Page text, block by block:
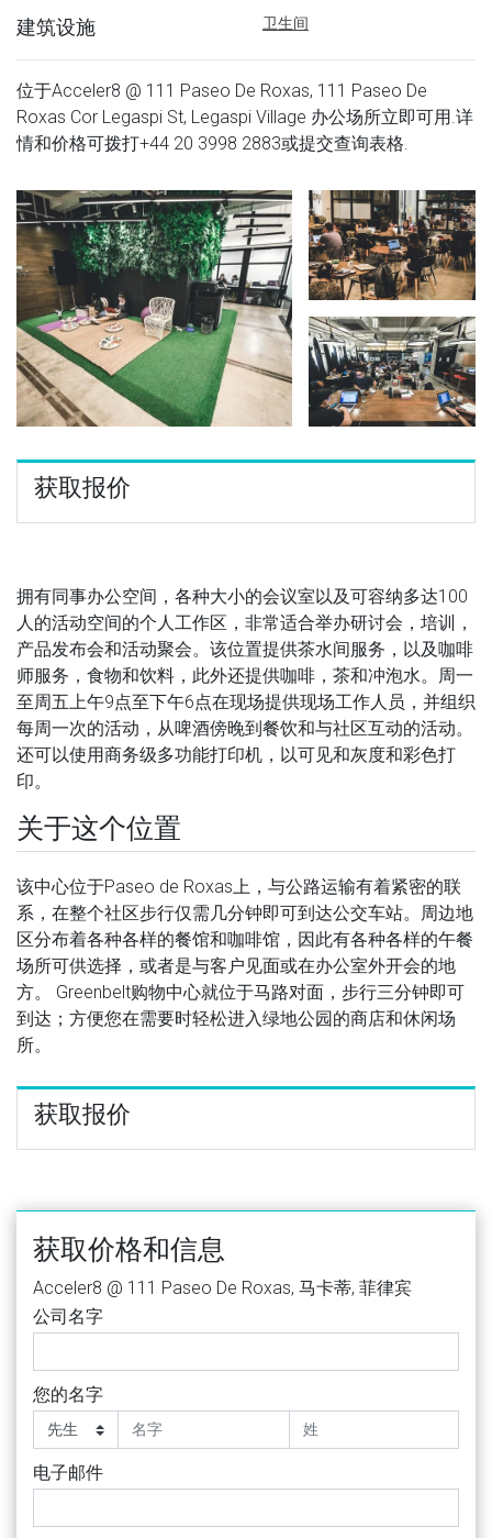
建筑设施 卫生间
位于Acceler8 @ 111 Paseo De Roxas, 111 Paseo De
Roxas Cor Legaspi St, Legaspi Village 办公场所立即可用.详
情和价格可拨打+44 20 3998 2883或提交查询表格.
获取报价
拥有同事办公空间，各种大小的会议室以及可容纳多达100
人的活动空间的个人工作区，非常适合举办研讨会，培训，
产品发布会和活动聚会。该位置提供茶水间服务，以及咖啡
师服务，食物和饮料，此外还提供咖啡，茶和冲泡水。周一
至周五上午9点至下午6点在现场提供现场工作人员，并组织
每周一次的活动，从啤酒傍晚到餐饮和与社区互动的活动。
还可以使用商务级多功能打印机，以可见和灰度和彩色打
印。
关于这个位置
该中心位于Paseo de Roxas上，与公路运输有着紧密的联
系，在整个社区步行仅需几分钟即可到达公交车站。周边地
区分布着各种各样的餐馆和咖啡馆，因此有各种各样的午餐
场所可供选择，或者是与客户见面或在办公室外开会的地
方。 Greenbelt购物中心就位于马路对面，步行三分钟即可
到达；方便您在需要时轻松进入绿地公园的商店和休闲场
所。
获取报价
获取价格和信息
Acceler8 @ 111 Paseo De Roxas, 马卡蒂, 菲律宾
公司名字
您的名字
电子邮件